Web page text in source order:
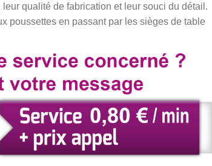
qualité de fabrication et leur souci du détail.
poussettes en passant par les sièges de table